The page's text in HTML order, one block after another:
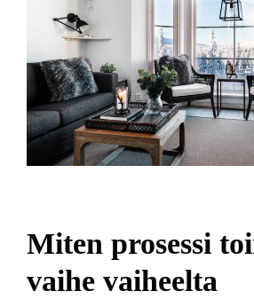
Miten prosessi
vaihe vaiheelta